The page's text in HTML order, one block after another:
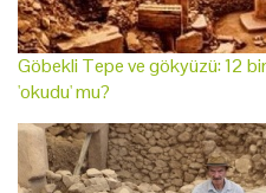
Göbekli Tepe ve gökyüzü: 12 bin
'okudu' mu?